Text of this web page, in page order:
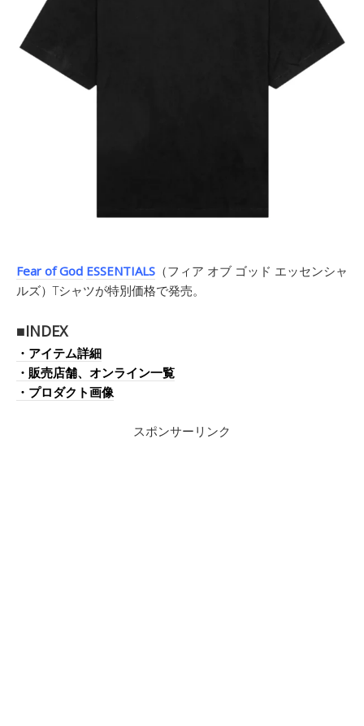
Fear of God ESSENTIALS （フィア オブ ゴッド エッセンシャ
ルズ）Tシャツが特別価格で発売。
■INDEX
・アイテム詳細
・販売店舗、オンライン一覧
・プロダクト画像
スポンサーリンク